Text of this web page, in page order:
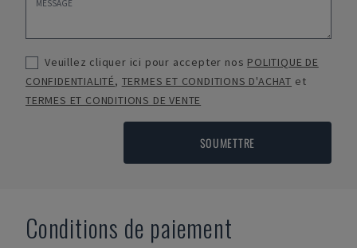
Veuillez cliquer ici pour accepter nos POLITIQUE DE
CONFIDENTIALITÉ, TERMES ET CONDITIONS D'ACHAT et
TERMES ET CONDITIONS DE VENTE
SOUMETTRE
Conditions de paiement